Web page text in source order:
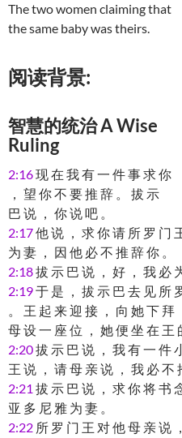
The two women claiming that
the same baby was theirs.
阅读背景:
智慧的统治 A Wise
Ruling
2:16现 在 我 有 一 件 事 求 你
， 望 你 不 要 推 辞 。 拔 示
巴 说 ， 你 说 吧 。
2:17他 说 ， 求 你 请 所 罗 门
为 妻 ， 因 他 必 不 推 辞 你 。
2:18拔 示 巴 说 ， 好 ， 我 必
2:19于 是 ， 拔 示 巴 去 见 所
。 王 起 来 迎 接 ， 向 她 下 拜
母 设 一 座 位 ， 她 便 坐 在 王
2:20拔 示 巴 说 ， 我 有 一 件
王 说 ， 请 母 亲 说 ， 我 必 不
2:21 拔 示 巴 说 ， 求 你 将 书
亚 多 尼 雅 为 妻 。
2:22 所 罗 门 王 对 他 母 亲 说